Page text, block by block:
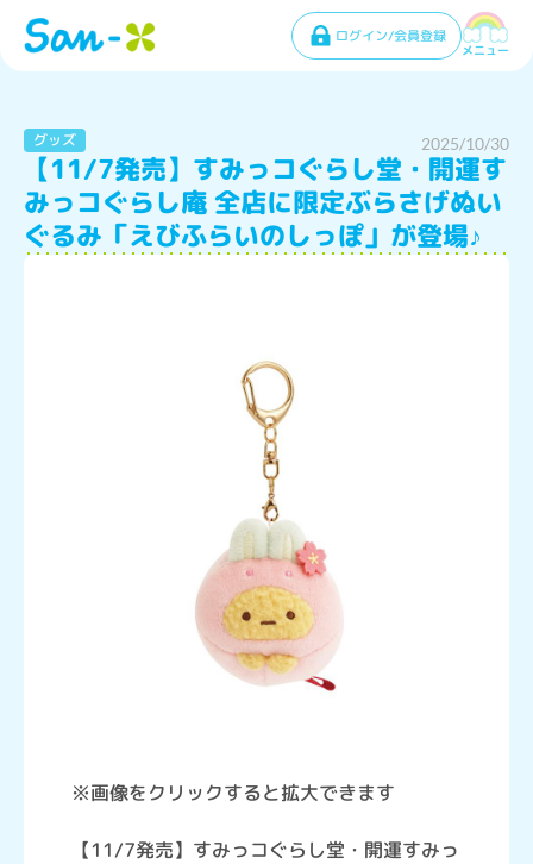
ログイン/会員登録
メニュー
グッズ 2025/10/30
【11/7発売】すみっコぐらし堂・開運す
みっコぐらし庵 全店に限定ぶらさげぬい
ぐるみ「えびふらいのしっぽ」が登場♪
※画像をクリックすると拡大できます
【11/7発売】すみっコぐらし堂・開運すみっ